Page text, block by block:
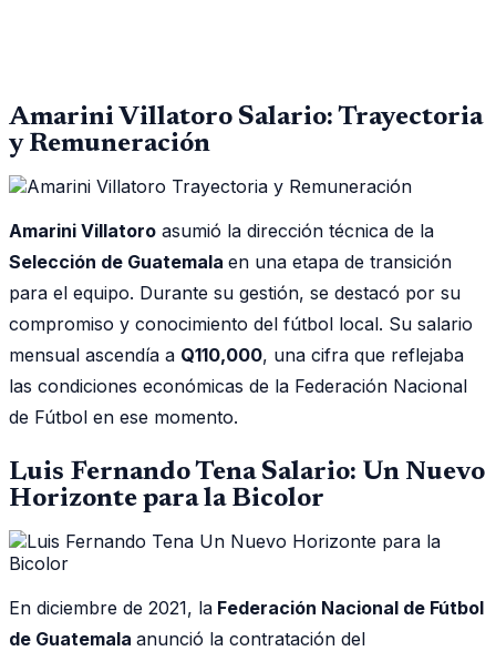
Amarini Villatoro Salario: Trayectoria
y Remuneración
Amarini Villatoro asumió la dirección técnica de la
Selección de Guatemala en una etapa de transición
para el equipo. Durante su gestión, se destacó por su
compromiso y conocimiento del fútbol local. Su salario
mensual ascendía a Q110,000, una cifra que reflejaba
las condiciones económicas de la Federación Nacional
de Fútbol en ese momento.
Luis Fernando Tena Salario: Un Nuevo
Horizonte para la Bicolor
En diciembre de 2021, la Federación Nacional de Fútbol
de Guatemala anunció la contratación del